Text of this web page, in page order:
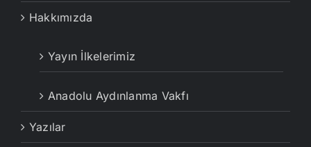
Hakkımızda
Yayın İlkelerimiz
Anadolu Aydınlanma Vakfı
Yazılar